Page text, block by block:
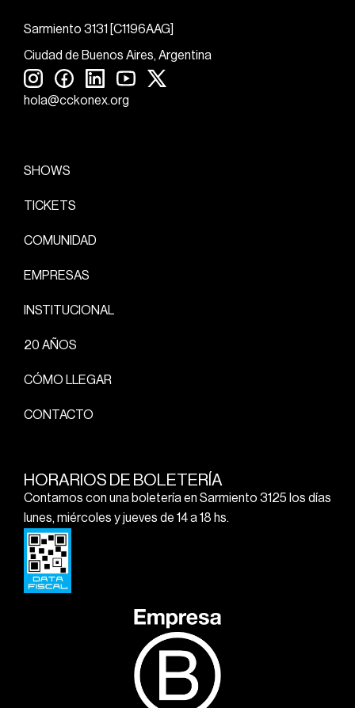
Sarmiento 3131 [C1196AAG]
Ciudad de Buenos Aires, Argentina
hola@cckonex.org
SHOWS
TICKETS
COMUNIDAD
EMPRESAS
INSTITUCIONAL
20 AÑOS
CÓMO LLEGAR
CONTACTO
HORARIOS DE BOLETERÍA
Contamos con una boletería en Sarmiento 3125 los días
lunes, miércoles y jueves de 14 a 18 hs.